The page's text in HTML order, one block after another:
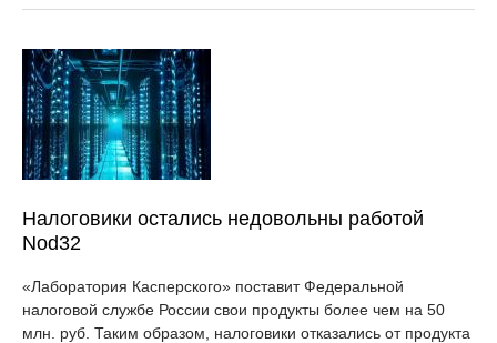
Налоговики остались недовольны работой
Nod32
«Лаборатория Касперского» поставит Федеральной
налоговой службе России свои продукты более чем на 50
млн. руб. Таким образом, налоговики отказались от продукта